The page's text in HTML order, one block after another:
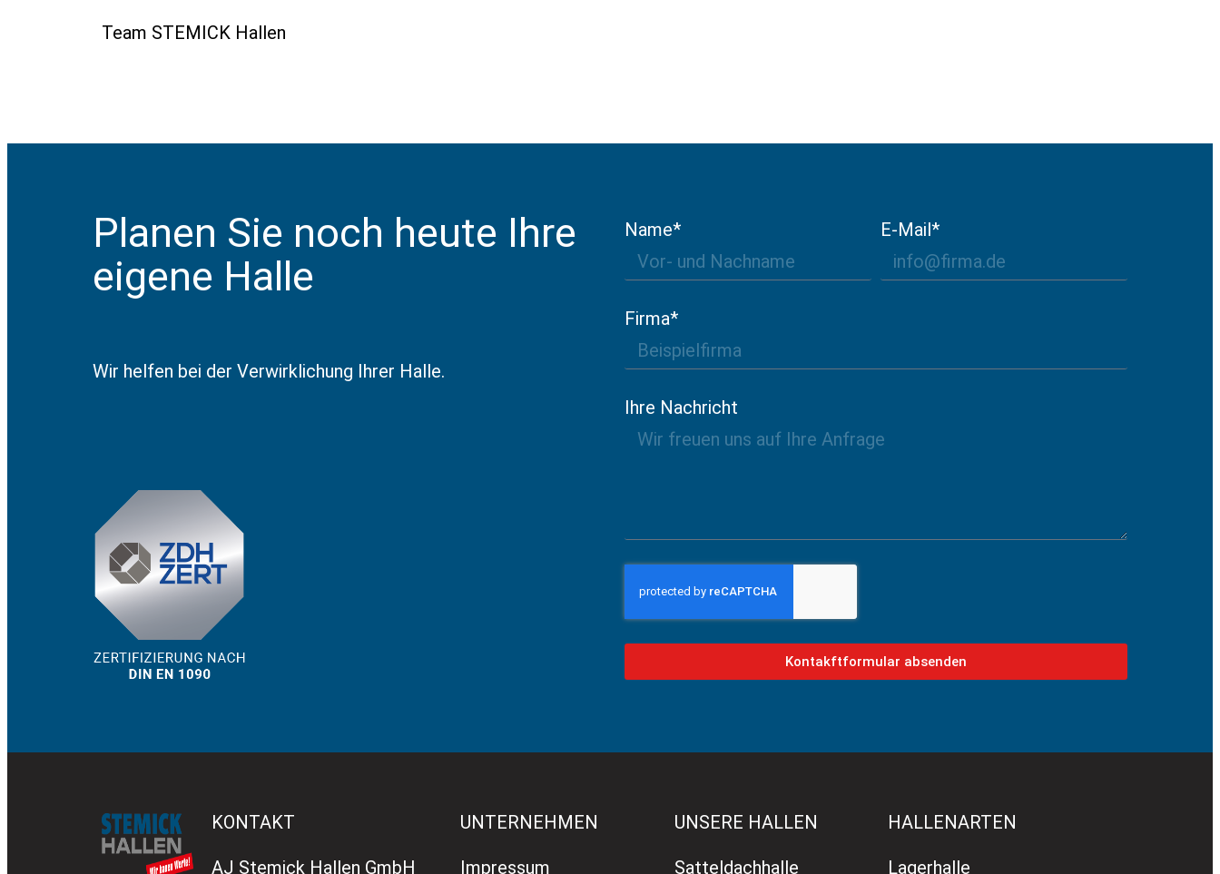
Team STEMICK Hallen
Planen Sie noch heute Ihre
eigene Halle
Wir helfen bei der Verwirklichung Ihrer Halle.
Name* E-Mail*
Firma*
Ihre Nachricht
Kontakftformular absenden
KONTAKT
AJ Stemick Hallen GmbH
UNTERNEHMEN
Impressum
UNSERE HALLEN
Satteldachhalle
HALLENARTEN
Lagerhalle